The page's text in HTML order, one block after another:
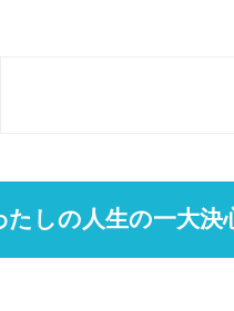
たしの人生の一大決